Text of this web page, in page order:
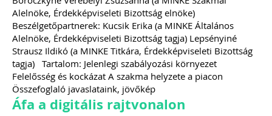
Alelnöke, Érdekképviseleti Bizottság elnöke)
Beszélgetőpartnerek: Kucsik Erika (a MINKE Általános
Alelnöke, Érdekképviseleti Bizottság tagja) Lepsényiné
Strausz Ildikó (a MINKE Titkára, Érdekképviseleti Bizottság
tagja) Tartalom: Jelenlegi szabályozási környezet
Felelősség és kockázat A szakma helyzete a piacon
Összefoglaló javaslataink, jövőkép
Áfa a digitális rajtvonalon